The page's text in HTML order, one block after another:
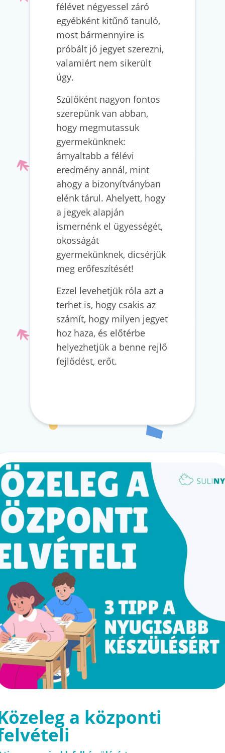
félévet négyessel záró
egyébként kitűnő tanuló,
most bármennyire is
próbált jó jegyet szerezni,
valamiért nem sikerült
úgy.
Szülőként nagyon fontos
szerepünk van abban,
hogy megmutassuk
gyermekünknek:
árnyaltabb a félévi
eredmény annál, mint
ahogy a bizonyítványban
elénk tárul. Ahelyett, hogy
a jegyek alapján
ismernénk el ügyességét,
okosságát
gyermekünknek, dicsérjük
meg erőfeszítését!
Ezzel levehetjük róla azt a
terhet is, hogy csakis az
számít, hogy milyen jegyet
hoz haza, és előtérbe
helyezhetjük a benne rejlő
fejlődést, erőt.
a központi